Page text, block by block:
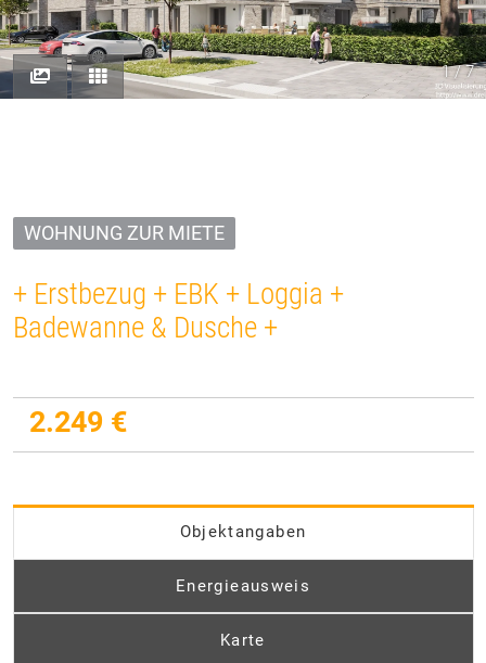
1 / 7
WOHNUNG ZUR MIETE
+ Erstbezug + EBK + Loggia +
Badewanne & Dusche +
2.249 €
Objektangaben
Energieausweis
Karte